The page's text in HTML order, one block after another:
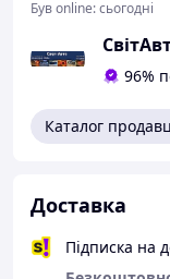
Був online:сьогодні
96%
Каталог
Доставка
Підписка на